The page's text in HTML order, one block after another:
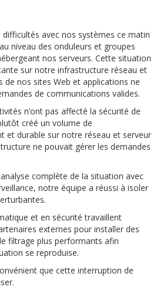
avec nos systèmes ce matin
niveau des onduleurs et groupes
nos serveurs. Cette situation
sur notre infrastructure réseau et
de nos sites Web et applications ne
de communications valides.
n’ont pas affecté la sécurité de
créé un volume de
et durable sur notre réseau et serveur
ne pouvait gérer les demandes
complète de la situation avec
notre équipe a réussi à isoler
et en sécurité travaillent
externes pour installer des
filtrage plus performants afin
se reproduise.
que cette interruption de